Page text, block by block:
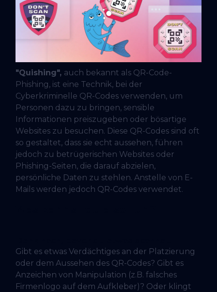
"Quishing", auch bekannt als QR-Code-
Phishing, ist eine Technik, bei der
Cyberkriminelle QR-Codes verwenden, um
Personen dazu zu bringen, sensible
Informationen preiszugeben oder bösartige
Websites zu besuchen. Diese QR-Codes sind oft
so gestaltet, dass sie echt aussehen, führen
jedoch zu betrügerischen Websites oder
Phishing-Seiten, die darauf abzielen,
persönliche Daten zu stehlen. Anstelle von E-
Mails werden jedoch QR-Codes verwendet.
Gibt es etwas Verdächtiges an der Platzierung
oder dem Aussehen des QR-Codes? Gibt es
Anzeichen von Manipulation (z.B. falsches
Firmenlogo auf dem Aufkleber)? Oder klingt